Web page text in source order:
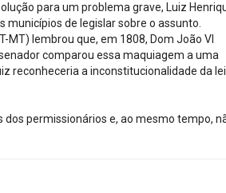
para um problema grave, Luiz
de legislar sobre o assunto.
MT) lembrou que, em 1808, Dom João VI
comparou essa maquiagem a uma
reconheceria a inconstitucionalidade da lei
permissionários e, ao mesmo tempo,